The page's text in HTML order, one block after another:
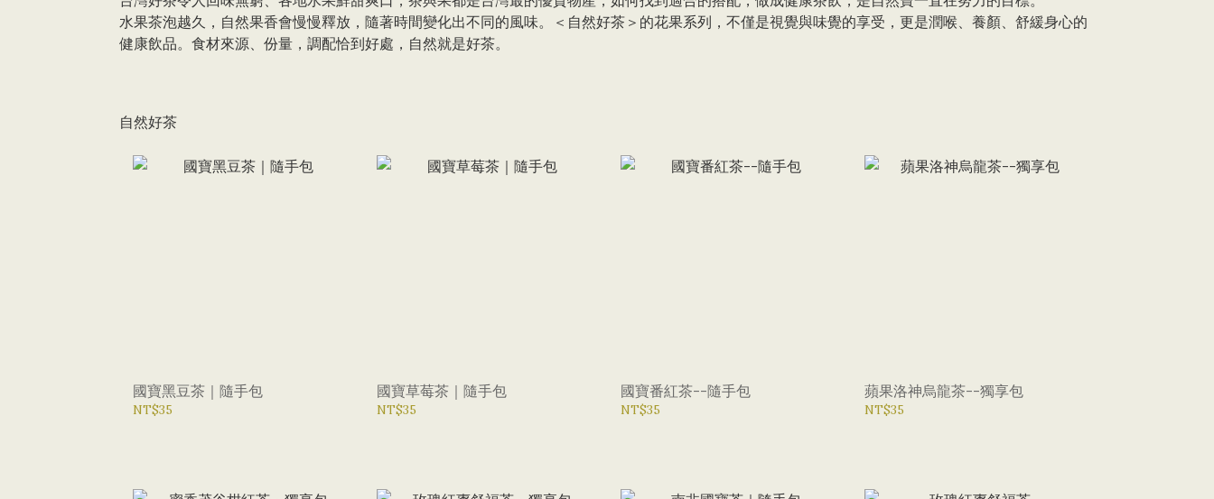
水果茶泡越久，自然果香會慢慢釋放，隨著時間變化出不同的風味。＜自然好茶＞的花果系列，不僅是視覺與味覺的享受，更是潤喉、養顏、舒緩身心的
健康飲品。食材來源、份量，調配恰到好處，自然就是好茶。
自然好茶
國寶黑豆茶｜隨手包
NT$35
國寶草莓茶｜隨手包
NT$35
國寶番紅茶--隨手包
NT$35
蘋果洛神烏龍茶--獨享包
NT$35